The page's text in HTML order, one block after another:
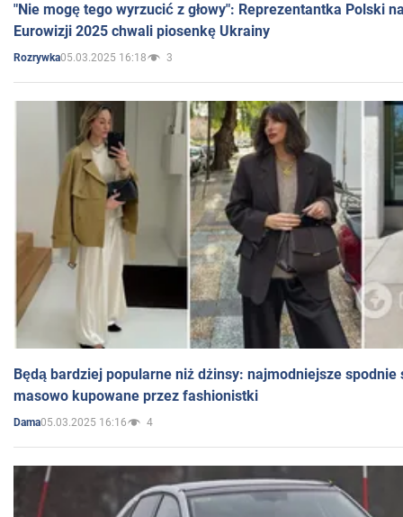
"Nie mogę tego wyrzucić z głowy": Reprezentantka Polski
Eurowizji 2025 chwali piosenkę Ukrainy
Rozrywka05.03.2025 16:18 3
Będą bardziej popularne niż dżinsy: najmodniejsze spodnie
masowo kupowane przez fashionistki
Dama05.03.2025 16:16 4